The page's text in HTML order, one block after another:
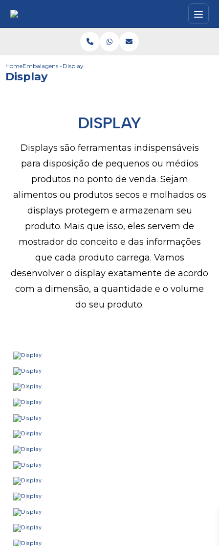
HomeEmbalagens - Caixas
Display
Display
DISPLAY
Displays são ferramentas indispensáveis
para disposição de pequenos ou médios
produtos no ponto de venda. Sejam
alimentos ou produtos secos e molhados os
displays protegem e armazenam seu
produto. Mais que isso, eles servem de
mostrador do conceito e das informações
que cada produto carrega. Vamos
desenvolver o display exatamente de acordo
com a dimensão, a quantidade e o volume
do seu produto.